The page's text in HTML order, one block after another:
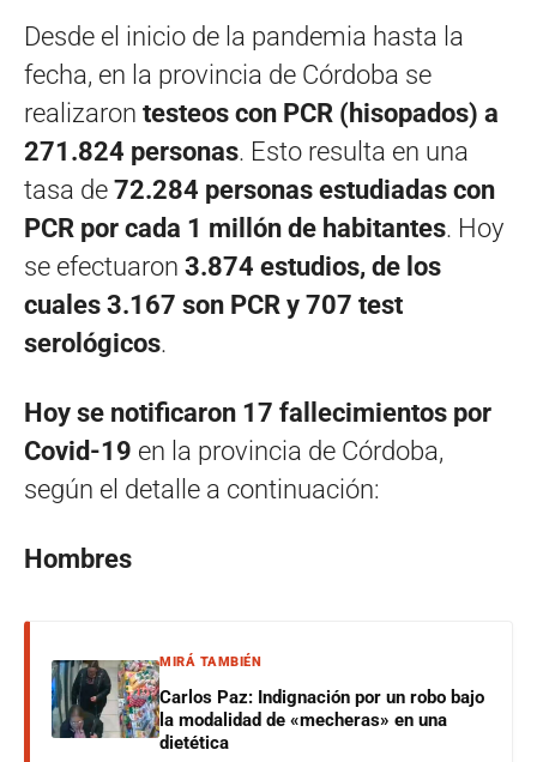
Desde el inicio de la pandemia hasta la
fecha, en la provincia de Córdoba se
realizaron testeos con PCR (hisopados) a
271.824 personas. Esto resulta en una
tasa de 72.284 personas estudiadas con
PCR por cada 1 millón de habitantes. Hoy
se efectuaron 3.874 estudios, de los
cuales 3.167 son PCR y 707 test
serológicos.
Hoy se notificaron 17 fallecimientos por
Covid-19 en la provincia de Córdoba,
según el detalle a continuación:
Hombres
MIRÁ TAMBIÉN
Carlos Paz: Indignación por un robo bajo
la modalidad de «mecheras» en una
dietética